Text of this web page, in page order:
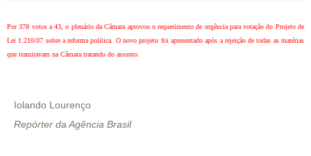
Por 378 votos a 43, o plenário da Câmara aprovou o requerimento de urgência para votação do Projeto de
Lei 1.210/07 sobre a reforma política. O novo projeto foi apresentado após a rejeição de todas as matérias
que tramitavam na Câmara tratando do assunto.
Iolando Lourenço
Repórter da Agência Brasil